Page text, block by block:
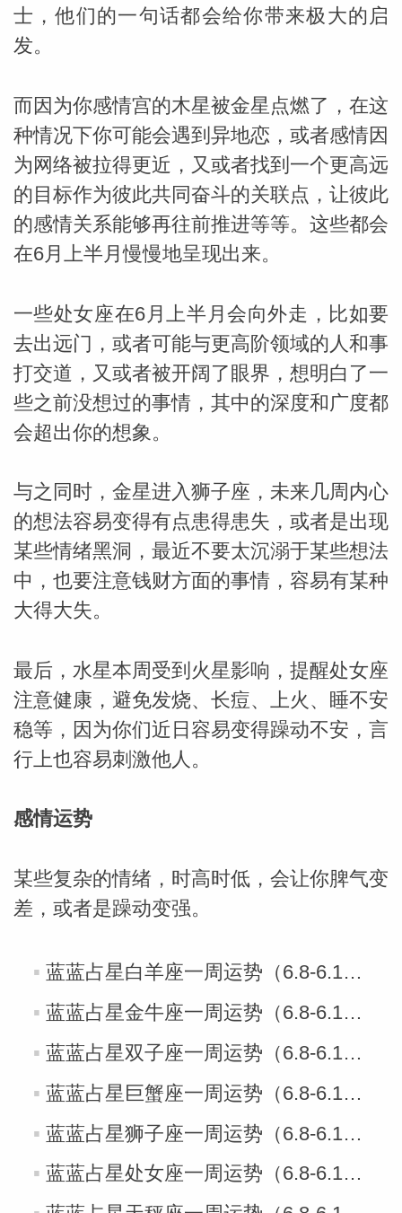
网
士，他们的一句话都会给你带来极大的启
发。
而因为你感情宫的木星被金星点燃了，在这
种情况下你可能会遇到异地恋，或者感情因
为网络被拉得更近，又或者找到一个更高远
的目标作为彼此共同奋斗的关联点，让彼此
的感情关系能够再往前推进等等。这些都会
在6月上半月慢慢地呈现出来。
一些处女座在6月上半月会向外走，比如要
去出远门，或者可能与更高阶领域的人和事
打交道，又或者被开阔了眼界，想明白了一
些之前没想过的事情，其中的深度和广度都
会超出你的想象。
与之同时，金星进入狮子座，未来几周内心
的想法容易变得有点患得患失，或者是出现
某些情绪黑洞，最近不要太沉溺于某些想法
中，也要注意钱财方面的事情，容易有某种
大得大失。
最后，水星本周受到火星影响，提醒处女座
注意健康，避免发烧、长痘、上火、睡不安
稳等，因为你们近日容易变得躁动不安，言
行上也容易刺激他人。
感情运势
某些复杂的情绪，时高时低，会让你脾气变
差，或者是躁动变强。
蓝蓝占星白羊座一周运势（6.8-6.14）
蓝蓝占星金牛座一周运势（6.8-6.14）
蓝蓝占星双子座一周运势（6.8-6.14）
蓝蓝占星巨蟹座一周运势（6.8-6.14）
蓝蓝占星狮子座一周运势（6.8-6.14）
蓝蓝占星处女座一周运势（6.8-6.14）